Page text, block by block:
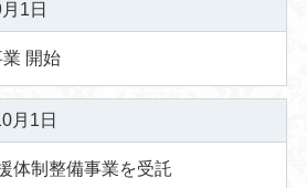
1日
開始
月1日
体制整備事業を受託